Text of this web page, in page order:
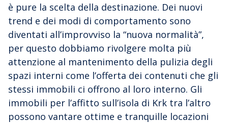
è pure la scelta della destinazione. Dei nuovi
trend e dei modi di comportamento sono
diventati all’improvviso la “nuova normalità”,
per questo dobbiamo rivolgere molta più
attenzione al mantenimento della pulizia degli
spazi interni come l’offerta dei contenuti che gli
stessi immobili ci offrono al loro interno. Gli
immobili per l’affitto sull’isola di Krk tra l’altro
possono vantare ottime e tranquille locazioni